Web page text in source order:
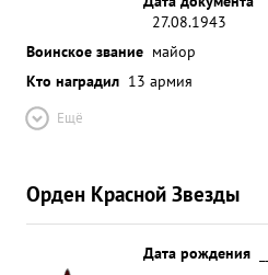
27.08.1943
Воинское звание майор
Кто наградил 13 армия
Ещё
Орден Красной Звезды
Дата рождения